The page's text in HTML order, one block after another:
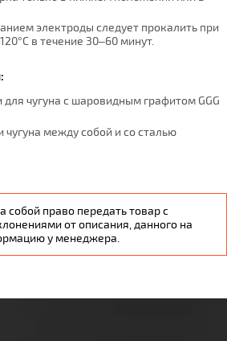
электроды следует прокалить при
в течение 30–60 минут.
чугуна с шаровидным графитом GGG
чугуна между собой и со сталью
собой право передать товар с
от описания, данного на
у менеджера.